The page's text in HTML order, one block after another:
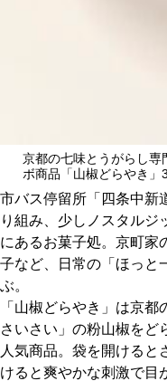
SERIES
カレーが
京都おや
私と店の
今月の京
京都の七味とうがらし専
ボ商品「山椒どらやき」
市バス停留所「四条中新
り組み、少しノスタルジ
にあるお菓子処。京町家
子など、日常の「ほっと
ぶ。
「山椒どらやき」は京
さいさい」の粉山椒をど
人気商品。袋を開けると
けると爽やかな刺激で目